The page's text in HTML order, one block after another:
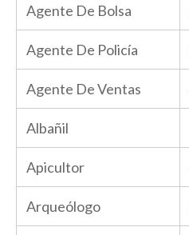
Agente De Bolsa
Agente De Policía
Agente De Ventas
Albañil
Apicultor
Arqueólogo